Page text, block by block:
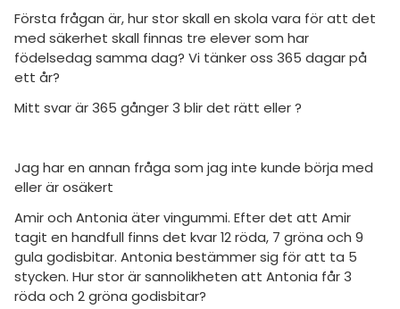
Första frågan är, hur stor skall en skola vara för att det
med säkerhet skall finnas tre elever som har
födelsedag samma dag? Vi tänker oss 365 dagar på
ett år?
Mitt svar är 365 gånger 3 blir det rätt eller ?
Jag har en annan fråga som jag inte kunde börja med
eller är osäkert
Amir och Antonia äter vingummi. Efter det att Amir
tagit en handfull finns det kvar 12 röda, 7 gröna och 9
gula godisbitar. Antonia bestämmer sig för att ta 5
stycken. Hur stor är sannolikheten att Antonia får 3
röda och 2 gröna godisbitar?
1
2
3
5
Kongruensräkning
Talföljder och bevisteknik
Differentialekvationer
Livehjälpen
Topplistor
Regler
(mattedelen)
ämnen
diskussioner